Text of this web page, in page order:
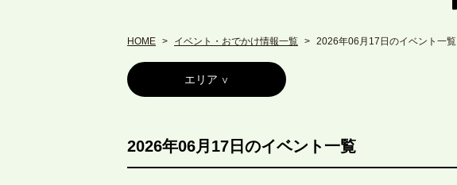
HOME イベント・おでかけ情報一覧 2026年06月17日のイベント一覧
エリア
2026年06月17日のイベント一覧